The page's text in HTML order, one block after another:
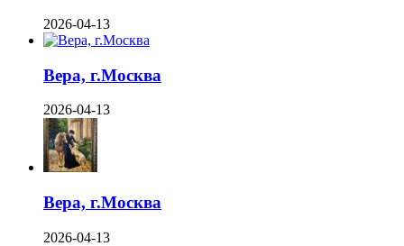
2026-04-13
Вера, г.Москва
2026-04-13
Вера, г.Москва
2026-04-13